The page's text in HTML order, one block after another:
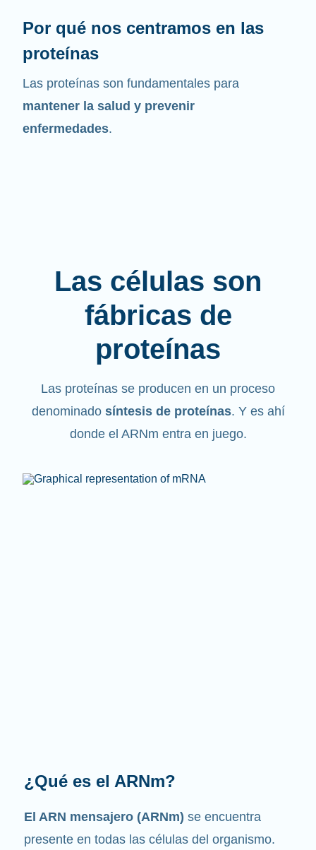
Por qué nos centramos en las
proteínas
Las proteínas son fundamentales para
mantener la salud y prevenir
enfermedades.
Las células son
fábricas de
proteínas
Las proteínas se producen en un proceso
denominado síntesis de proteínas. Y es ahí
donde el ARNm entra en juego.
¿Cuál es la función que
Como su nombre indica, el ARNm es un